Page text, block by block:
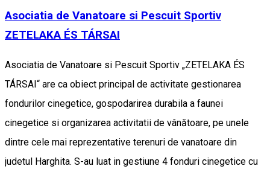
Asociatia de Vanatoare si Pescuit Sportiv
ZETELAKA ÉS TÁRSAI
Asociatia de Vanatoare si Pescuit Sportiv „ZETELAKA ÉS
TÁRSAI“ are ca obiect principal de activitate gestionarea
fondurilor cinegetice, gospodarirea durabila a faunei
cinegetice si organizarea activitatii de vânătoare, pe unele
dintre cele mai reprezentative terenuri de vanatoare din
judetul Harghita. S-au luat in gestiune 4 fonduri cinegetice cu